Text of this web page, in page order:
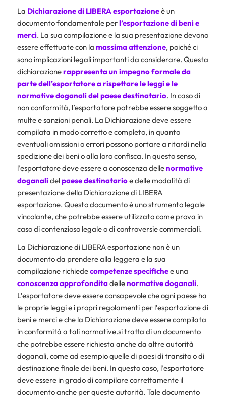
La Dichiarazione di LIBERA esportazioneè un
documento fondamentale perl’esportazione di beni e
merci. La sua compilazione e la sua presentazione devono
essere effettuate con la massimaattenzione, poiché ci
sono implicazioni legali importanti da considerare. Questa
dichiarazionerappresenta un impegno formale da
parte dell’esportatore a rispettare le leggi e le
normative doganali del paese destinatario. In caso di
non conformità, l’esportatore potrebbe essere soggetto a
multe e sanzioni penali. La Dichiarazione deve essere
compilata in modo corretto e completo, in quanto
eventuali omissioni o errori possono portare a ritardi nella
spedizione dei beni o alla loro confisca. In questo senso,
l’esportatore deve essere a conoscenza dellenormative
doganalidelpaese destinatarioe delle modalità di
presentazione della Dichiarazione di LIBERA
esportazione. Questo documento è uno strumento legale
vincolante, che potrebbe essere utilizzato come prova in
caso di contenzioso legale o di controversie commerciali.
La Dichiarazione di LIBERA esportazione non è un
documento da prendere alla leggera e la sua
compilazione richiedecompetenze specifichee una
conoscenza approfonditadellenormative doganali.
L’esportatore deve essere consapevole che ogni paese ha
le proprie leggi e i propri regolamenti per l’esportazione di
beni e merci e che la Dichiarazione deve essere compilata
in conformità a tali normative.si tratta di un documento
che potrebbe essere richiesta anche da altre autorità
doganali, come ad esempio quelle di paesi di transito o di
destinazione finale dei beni. In questo caso, l’esportatore
deve essere in grado di compilare correttamente il
documento anche per queste autorità. Tale documento